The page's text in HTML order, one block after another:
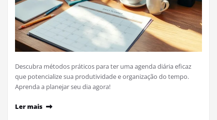
Descubra métodos práticos para ter uma agenda diária eficaz
que potencialize sua produtividade e organização do tempo.
Aprenda a planejar seu dia agora!
Ler mais